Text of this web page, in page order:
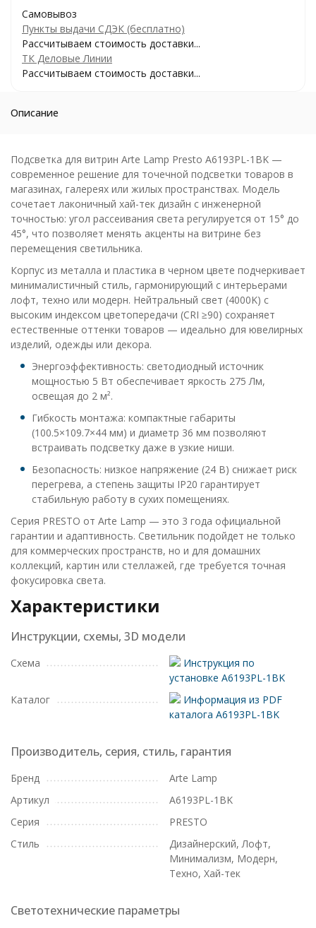
Самовывоз
Пункты выдачи СДЭК (бесплатно)
Рассчитываем стоимость доставки...
ТК Деловые Линии
Рассчитываем стоимость доставки...
Описание
Подсветка для витрин Arte Lamp Presto A6193PL-1BK —
современное решение для точечной подсветки товаров в
магазинах, галереях или жилых пространствах. Модель
сочетает лаконичный хай-тек дизайн с инженерной
точностью: угол рассеивания света регулируется от 15° до
45°, что позволяет менять акценты на витрине без
перемещения светильника.
Корпус из металла и пластика в черном цвете подчеркивает
минималистичный стиль, гармонирующий с интерьерами
лофт, техно или модерн. Нейтральный свет (4000K) с
высоким индексом цветопередачи (CRI ≥90) сохраняет
естественные оттенки товаров — идеально для ювелирных
изделий, одежды или декора.
Энергоэффективность: светодиодный источник
мощностью 5 Вт обеспечивает яркость 275 Лм,
освещая до 2 м².
Гибкость монтажа: компактные габариты
(100.5×109.7×44 мм) и диаметр 36 мм позволяют
встраивать подсветку даже в узкие ниши.
Безопасность: низкое напряжение (24 В) снижает риск
перегрева, а степень защиты IP20 гарантирует
стабильную работу в сухих помещениях.
Серия PRESTO от Arte Lamp — это 3 года официальной
гарантии и адаптивность. Светильник подойдет не только
для коммерческих пространств, но и для домашних
коллекций, картин или стеллажей, где требуется точная
фокусировка света.
Характеристики
Инструкции, схемы, 3D модели
Схема
Инструкция по
установке A6193PL-1BK
Каталог
Информация из PDF
каталога A6193PL-1BK
Производитель, серия, стиль, гарантия
Бренд
Arte Lamp
Артикул
A6193PL-1BK
Серия
PRESTO
Стиль
Дизайнерский, Лофт,
Минимализм, Модерн,
Техно, Хай-тек
Светотехнические параметры